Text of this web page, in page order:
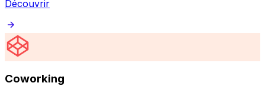
Découvrir
Coworking